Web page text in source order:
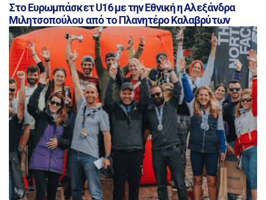
Στο Ευρωμπάσκετ U16 με την Εθνική η Αλεξάνδρα
Μιλητσοπούλου από το Πλανητέρο Καλαβρύτων